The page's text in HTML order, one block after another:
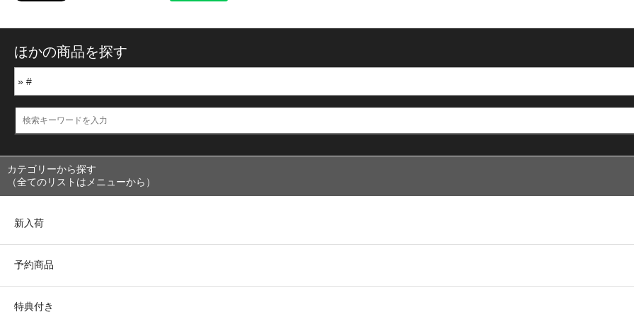
ほかの商品を探す
カテゴリーから探す
（全てのリストはメニューから）
新入荷
予約商品
特典付き